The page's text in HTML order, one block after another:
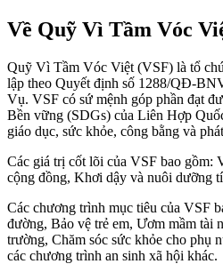
Về Quỹ Vì Tầm Vóc
Quỹ Vì Tầm Vóc Việt (VSF) là tổ
lập theo Quyết định số 1288/QĐ-
Vụ. VSF có sứ mệnh góp phần đạt
Bền vững (SDGs) của Liên Hợp
giáo dục, sức khỏe, công bằng và
Các giá trị cốt lõi của VSF bao gồm:
cộng đồng, Khơi dậy và nuôi dưỡng
Các chương trình mục tiêu của VSF
đường, Bảo vệ trẻ em, Ươm mầm tài
trường, Chăm sóc sức khỏe cho phụ
các chương trình an sinh xã hội khác.